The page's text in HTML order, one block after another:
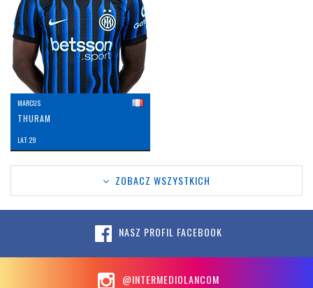
MARCUS
THURAM
LAT: 29
ZOBACZ WSZYSTKICH
NASZ PROFIL FACEBOOK
@INTERMEDIOLANCOM